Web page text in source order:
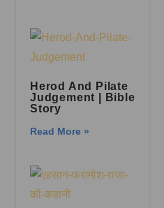
Herod And Pilate
Judgement | Bible
Story
Read More »